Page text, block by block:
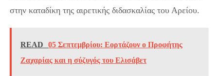
στην καταδίκη της αιρετικής διδασκαλίας του Αρείου.
READ
05 Σεπτεμβρίου: Εορτάζουν ο Προφήτης
Ζαχαρίας και η σύζυγός του Ελισάβετ